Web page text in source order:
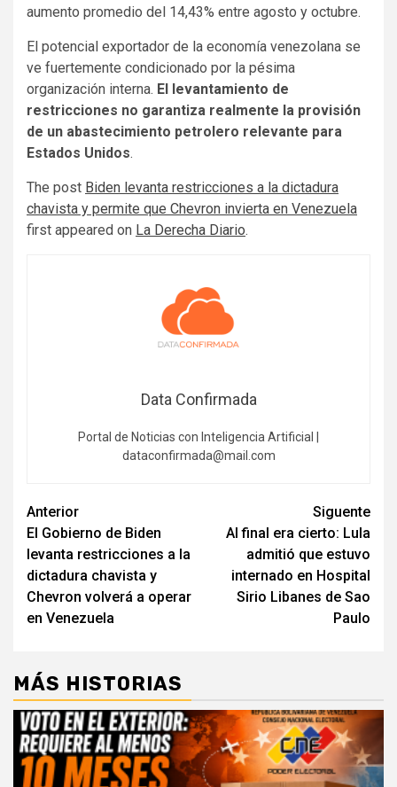
aumento promedio del 14,43% entre agosto y octubre.
El potencial exportador de la economía venezolana se
ve fuertemente condicionado por la pésima
organización interna. El levantamiento de
restricciones no garantiza realmente la provisión
de un abastecimiento petrolero relevante para
Estados Unidos.
The post Biden levanta restricciones a la dictadura
chavista y permite que Chevron invierta en Venezuela
first appeared on La Derecha Diario.
Data Confirmada
Portal de Noticias con Inteligencia Artificial |
dataconfirmada@mail.com
Navegación
de
entradas
Anterior
El Gobierno de Biden
levanta restricciones a la
dictadura chavista y
Chevron volverá a operar
en Venezuela
Siguente
Al final era cierto: Lula
admitió que estuvo
internado en Hospital
Sirio Libanes de Sao
Paulo
MÁS HISTORIAS